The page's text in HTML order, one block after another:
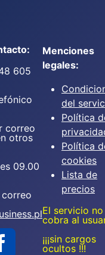
605
correo
otros
09.00
Menciones
legales:
del
Política
Política
cookies
Lista de
precios
El servicio no
cobra al
¡¡¡sin cargos
ocultos !!!